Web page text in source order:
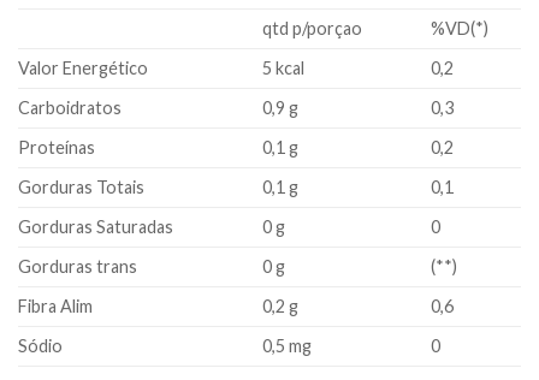
qtd p/porçao
%VD(*)
Valor Energético
5 kcal
0,2
Carboidratos
0,9 g
0,3
Proteínas
0,1 g
0,2
Gorduras Totais
0,1 g
0,1
Gorduras Saturadas
0 g
0
Gorduras trans
0 g
(**)
Fibra Alim
0,2 g
0,6
Sódio
0,5 mg 0